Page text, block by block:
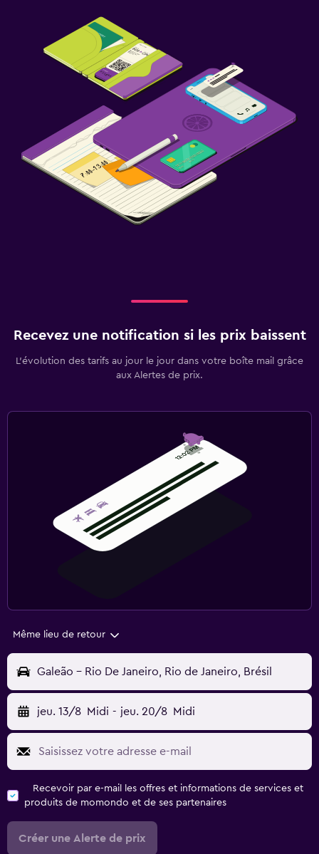
Recevez une notification si les prix baissent
L’évolution des tarifs au jour le jour dans votre boîte mail grâce
aux Alertes de prix.
Même lieu de retour
Galeão - Rio De Janeiro, Rio de Janeiro, Brésil
jeu. 13/8 Midi - jeu. 20/8 Midi
Recevoir par e-mail les offres et informations de services et
produits de momondo et de ses partenaires
Créer une Alerte de prix